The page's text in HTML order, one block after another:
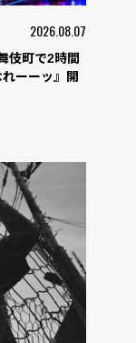
2026.08.07
伎町で2時間
ーーッ』開